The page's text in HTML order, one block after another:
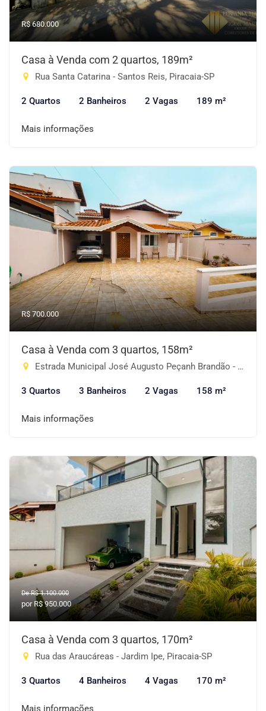
R$ 680.000
Casa à Venda com 2 quartos, 189m²
Rua Santa Catarina - Santos Reis, Piracaia-SP
2 Quartos 2 Banheiros 2 Vagas 189 m²
Mais informações
R$ 700.000
Casa à Venda com 3 quartos, 158m²
Estrada Municipal José Augusto Peçanh Brandão - Boa Vista, Piracaia-SP
3 Quartos 3 Banheiros 2 Vagas 158 m²
Mais informações
De R$ 1.100.000
por R$ 950.000
Casa à Venda com 3 quartos, 170m²
Rua das Araucáreas - Jardim Ipe, Piracaia-SP
3 Quartos 4 Banheiros 4 Vagas 170 m²
Mais informações